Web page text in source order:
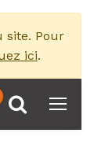
site. Pour
ici.